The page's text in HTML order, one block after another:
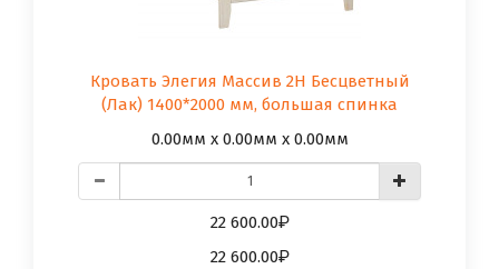
Кровать Элегия Массив 2Н Бесцветный
(Лак) 1400*2000 мм, большая спинка
0.00мм x 0.00мм x 0.00мм
22 600.00
22 600.00